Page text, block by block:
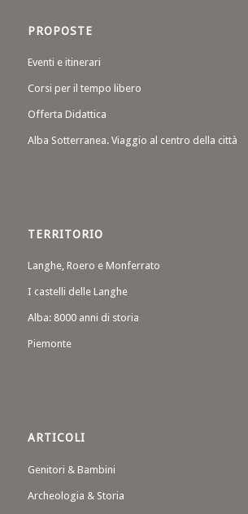
PROPOSTE
Eventi e itinerari
Corsi per il tempo libero
Offerta Didattica
Alba Sotterranea. Viaggio al centro della città
TERRITORIO
Langhe, Roero e Monferrato
I castelli delle Langhe
Alba: 8000 anni di storia
Piemonte
ARTICOLI
Genitori & Bambini
Archeologia & Storia